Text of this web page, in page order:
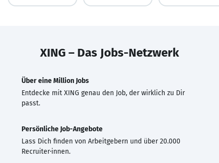
XING – Das Jobs-Netzwerk
Über eine Million Jobs
Entdecke mit XING genau den Job, der wirklich zu Dir
passt.
Persönliche Job-Angebote
Lass Dich finden von Arbeitgebern und über 20.000
Recruiter·innen.